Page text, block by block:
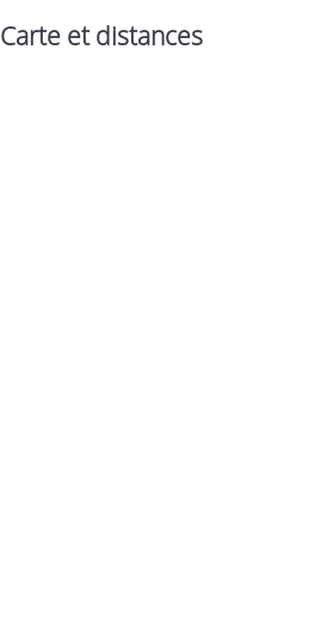
Carte et distances